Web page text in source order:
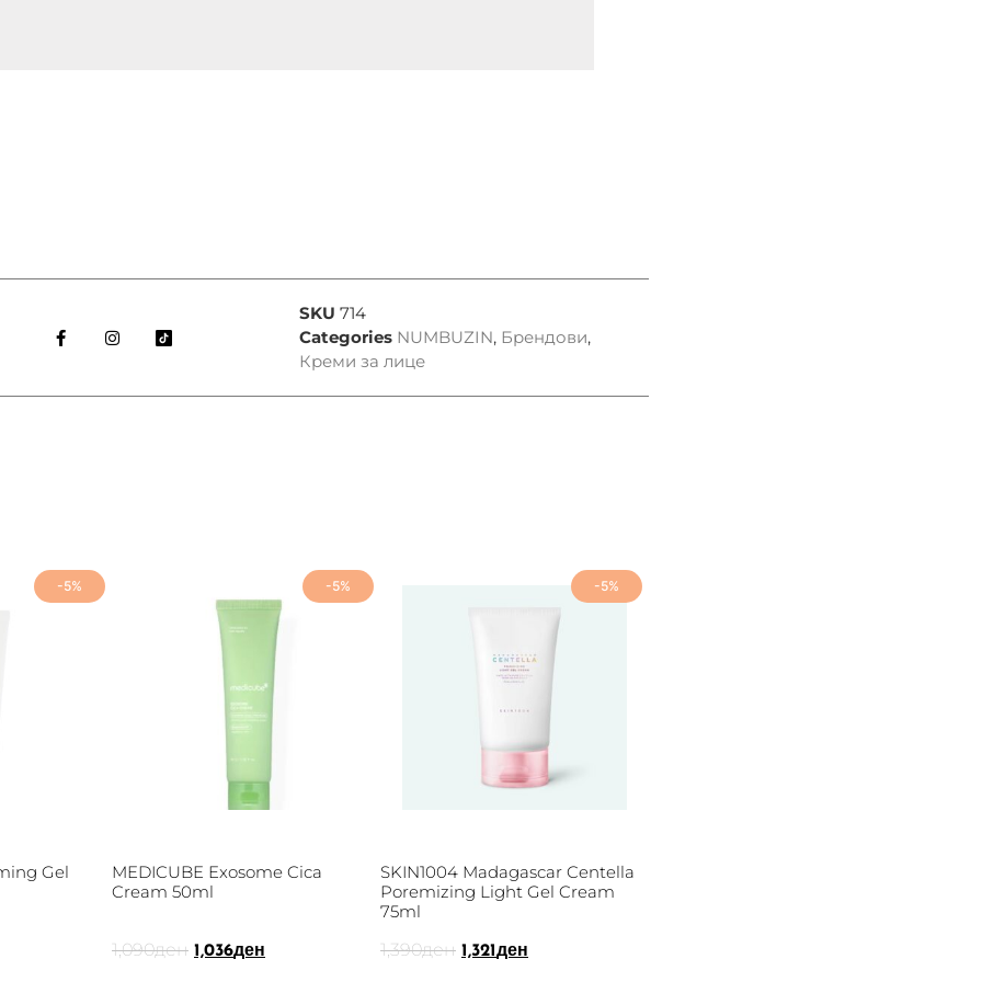
SKU 714
Categories NUMBUZIN, Брендови,
Креми за лице
-5%
Gel
-5%
MEDICUBE Exosome Cica
Cream 50ml
1,090ден 1,036ден
-5%
SKIN1004 Madagascar Centella
Poremizing Light Gel Cream
75ml
1,390ден 1,321 ден